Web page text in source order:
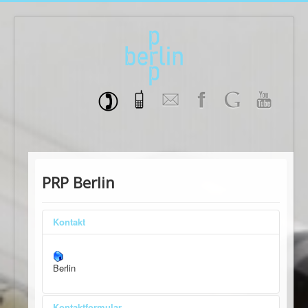
PRP Berlin
Kontakt
Berlin